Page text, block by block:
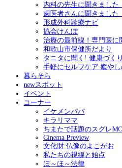
内科の先生に聞きました
歯医者さんに聞きました
形成外科診療ナビ
協会けんぽ
治療の最前線！専門医に
和歌山市保健所だより
タニタに聞く! 健康づくり
手軽にセルフケア 癒や
暮らそら
newスポット
イベント
コーナー
イケメンパパ
キラリママ
ちまたで話題のスグレ
Cinema Preview
文化財 仏像のよこがお
私たちの視線と始点
ほ～ほ～法律